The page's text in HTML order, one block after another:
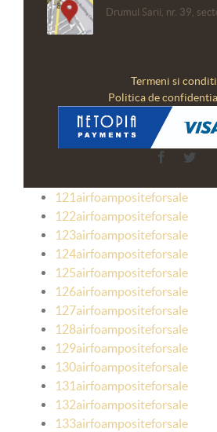
Drumul Sarii, nr. 39,
Termeni si
Politica de
Facebook
121airfoampositeforsale
122airfoampositeforsale
123airfoampositeforsale
124airfoampositeforsale
125airfoampositeforsale
126airfoampositeforsale
127airfoampositeforsale
128airfoampositeforsale
129airfoampositeforsale
130airfoampositeforsale
131airfoampositeforsale
132airfoampositeforsale
133airfoampositeforsale